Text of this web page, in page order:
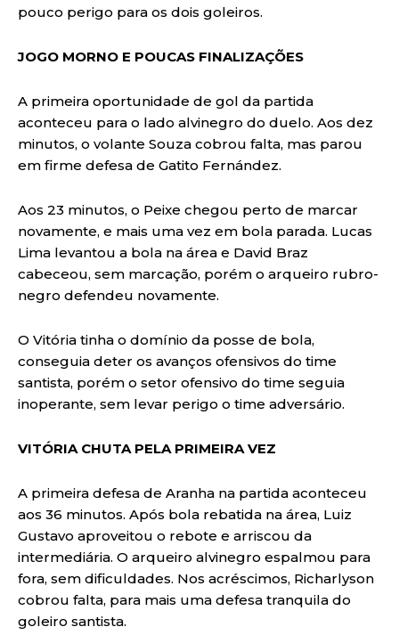
pouco perigo para os dois goleiros.
JOGO MORNO E POUCAS FINALIZAÇÕES
A primeira oportunidade de gol da partida
aconteceu para o lado alvinegro do duelo. Aos dez
minutos, o volante Souza cobrou falta, mas parou
em firme defesa de Gatito Fernández.
Aos 23 minutos, o Peixe chegou perto de marcar
novamente, e mais uma vez em bola parada. Lucas
Lima levantou a bola na área e David Braz
cabeceou, sem marcação, porém o arqueiro rubro-
negro defendeu novamente.
O Vitória tinha o domínio da posse de bola,
conseguia deter os avanços ofensivos do time
santista, porém o setor ofensivo do time seguia
inoperante, sem levar perigo o time adversário.
VITÓRIA CHUTA PELA PRIMEIRA VEZ
A primeira defesa de Aranha na partida aconteceu
aos 36 minutos. Após bola rebatida na área, Luiz
Gustavo aproveitou o rebote e arriscou da
intermediária. O arqueiro alvinegro espalmou para
fora, sem dificuldades. Nos acréscimos, Richarlyson
cobrou falta, para mais uma defesa tranquila do
goleiro santista.